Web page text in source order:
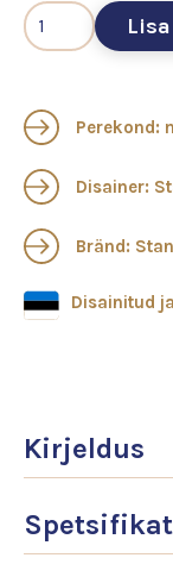
Perekond:
Disainer:
Bränd:
Disainitud
Kirjeldus